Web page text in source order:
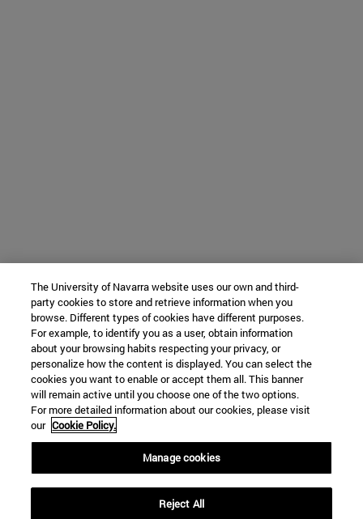
The University of Navarra website uses our own and third-
party cookies to store and retrieve information when you
browse. Different types of cookies have different purposes.
For example, to identify you as a user, obtain information
about your browsing habits respecting your privacy, or
personalize how the content is displayed. You can select the
cookies you want to enable or accept them all. This banner
will remain active until you choose one of the two options.
For more detailed information about our cookies, please visit
our Cookie Policy.
Manage cookies
Reject All